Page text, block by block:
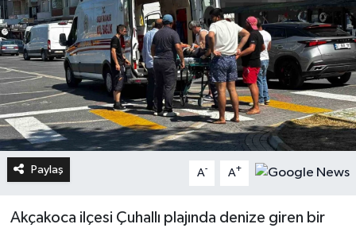
Paylaş A- A+
Akçakoca ilçesi Çuhallı plajında denize giren bir